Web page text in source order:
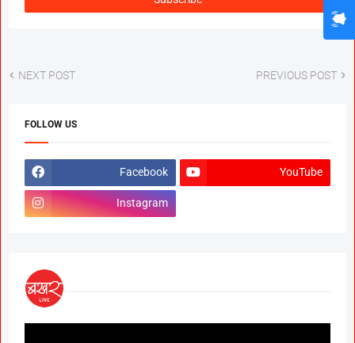
NEXT POST PREVIOUS POST
FOLLOW US
Facebook YouTube
Instagram